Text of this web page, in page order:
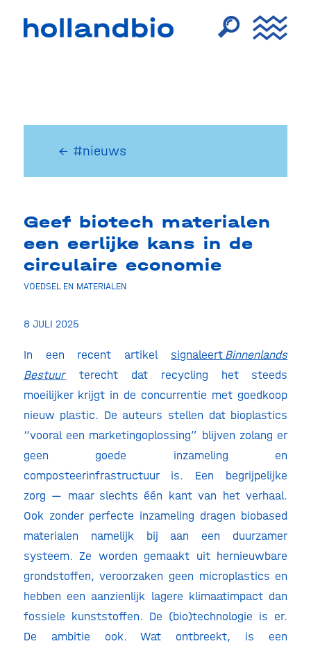
← #nieuws
Geef biotech materialen
een eerlijke kans in de
circulaire economie
VOEDSEL EN MATERIALEN
8 JULI 2025
In een recent artikel signaleert Binnenlands
Bestuur
terecht dat recycling het steeds
moeilijker krijgt in de concurrentie met goedkoop
nieuw plastic. De auteurs stellen dat bioplastics
“vooral een marketingoplossing” blijven zolang er
geen goede inzameling en
composteerinfrastructuur is. Een begrijpelijke
zorg — maar slechts één kant van het verhaal.
Ook zonder perfecte inzameling dragen biobased
materialen namelijk bij aan een duurzamer
systeem. Ze worden gemaakt uit hernieuwbare
grondstoffen, veroorzaken geen microplastics en
hebben een aanzienlijk lagere klimaatimpact dan
fossiele kunststoffen. De (bio)technologie is er.
De ambitie ook. Wat ontbreekt, is een